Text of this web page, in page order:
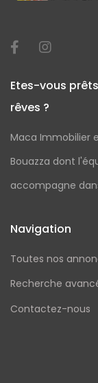
Etes-vous
rêves ?
Maca Immobilier
Bouazza dont
accompagne
Navigation
Toutes nos
Recherche
Contactez-nous